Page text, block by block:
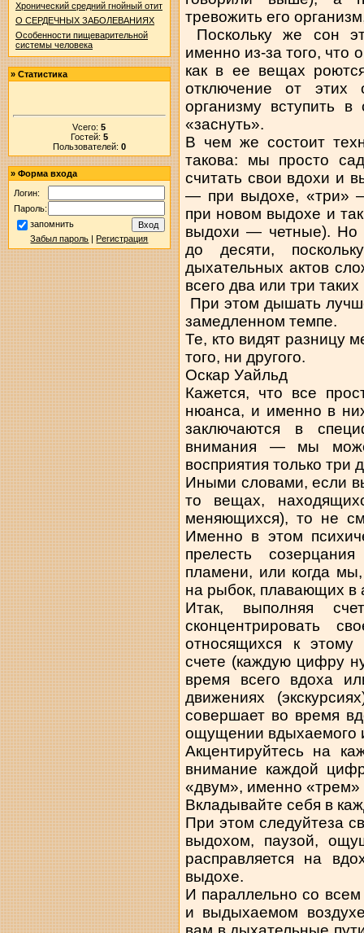
Хронический средний гнойный отит
О СЕРДЕЧНЫХ ЗАБОЛЕВАНИЯХ
Особенности пищеварительной
системы человека
» Статистика
Vсего:5
Гостей: 5
Пользователей: 0
» Форма входа
Логин:
Пароль:
запомнить
Забыл пароль |Регистрация
тревожить его
Поскольку же сон
именно из-за того, что
как в ее вещах
отключение от этих
организму вступить
«заснуть».
В чем же состоит
такова: мы просто
считать свои вдохи и
— при выдохе, «три»
при новом выдохе и
выдохи — четные). Но
до десяти,
дыхательных актов
всего два или три
При этом дышать
замедленном темпе.
Те, кто видят разницу
того, ни другого.
Оскар Уайльд
Кажется, что все
нюанса, и именно в
заключаются в
внимания — мы
восприятия только три
Иными словами, если
то вещах,
меняющихся), то не
Именно в этом
прелесть
пламени, или когда
на рыбок, плавающих в
Итак, выполняя
сконцентрировать
относящихся к
счете (каждую цифру
время всего вдоха
движениях
совершает во время
ощущении вдыхаемого
Акцентируйтесь на
внимание каждой
«двум», именно «трем»
Вкладывайте себя в
При этом следуйтеза
выдохом, паузой,
расправляется на
выдохе.
И параллельно со
и выдыхаемом